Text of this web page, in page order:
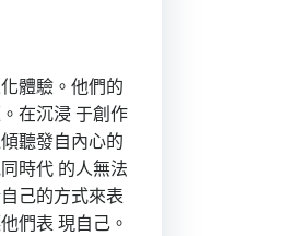
體驗。他們的
在沉浸 于創作
聽發自內心的
時代 的人無法
己的方式來表
們表 現自己。